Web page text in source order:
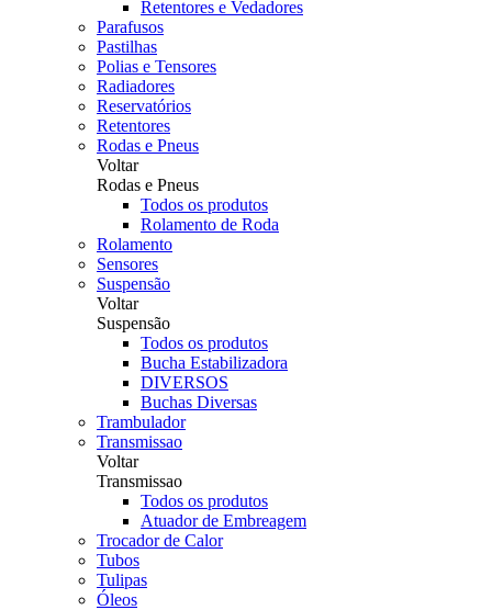
Retentores e Vedadores
Parafusos
Pastilhas
Polias e Tensores
Radiadores
Reservatórios
Retentores
Rodas e Pneus
Voltar
Rodas e Pneus
Todos os produtos
Rolamento de Roda
Rolamento
Sensores
Suspensão
Voltar
Suspensão
Todos os produtos
Bucha Estabilizadora
DIVERSOS
Buchas Diversas
Trambulador
Transmissao
Voltar
Transmissao
Todos os produtos
Atuador de Embreagem
Trocador de Calor
Tubos
Tulipas
Óleos